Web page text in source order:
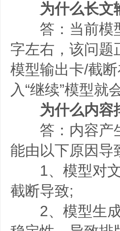
为什么长文
答：当前模型
字左右，该问题
模型输出卡/截
入“继续”模型就
为什么内容
答：内容产生
能由以下原因导
1、模型对文
截断导致;
2、模型生成